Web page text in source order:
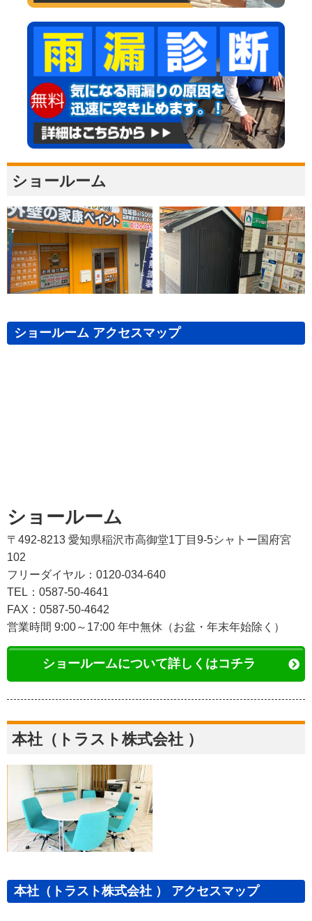
ショールーム
ショールーム アクセスマップ
ショールーム
〒492-8213 愛知県稲沢市高御堂1丁目9-5シャトー国府宮
102
フリーダイヤル：0120-034-640
TEL：0587-50-4641
FAX：0587-50-4642
営業時間 9:00～17:00 年中無休（お盆・年末年始除く）
ショールームについて詳しくはコチラ
本社（トラスト株式会社 ）
本社（トラスト株式会社 ） アクセスマップ